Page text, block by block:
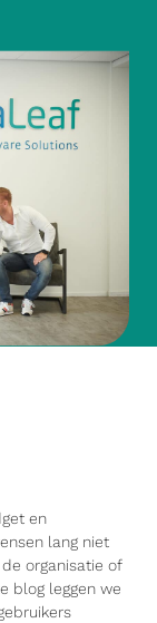
en
lang niet
organisatie of
blog leggen we